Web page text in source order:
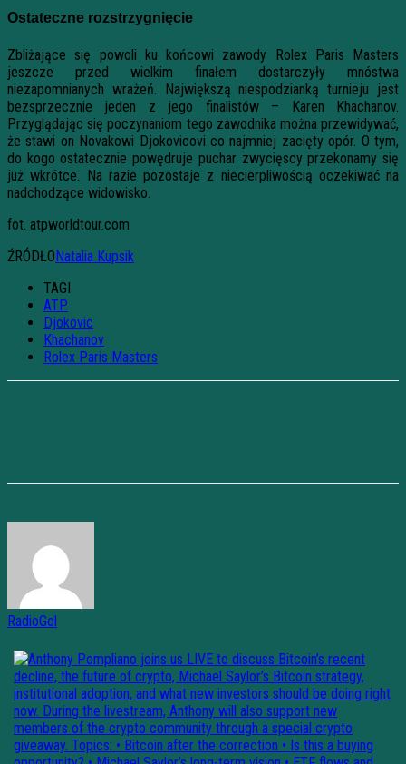
Ostateczne rozstrzygnięcie
Zbliżające się powoli ku końcowi zawody Rolex Paris Masters
jeszcze przed wielkim finałem dostarczyły mnóstwa
niezapomnianych wrażeń. Największą niespodzianką turnieju jest
bezsprzecznie jeden z jego finalistów – Karen Khachanov.
Przyglądając się poczynaniom tego zawodnika można przewidywać,
że stawi on Novakowi Djokovicovi co najmniej zacięty opór. O tym,
do kogo ostatecznie powędruje puchar zwycięscy przekonamy się
już wkrótce. Na razie pozostaje z niecierpliwością oczekiwać na
nadchodzące widowisko.
fot. atpworldtour.com
ŹRÓDŁONatalia Kupsik
TAGI
ATP
Djokovic
Khachanov
Rolex Paris Masters
RadioGol